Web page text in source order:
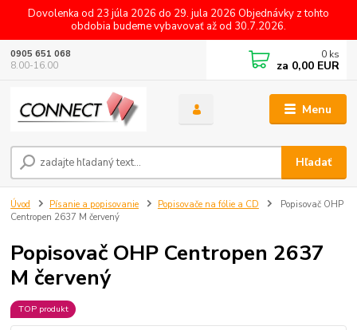
Dovolenka od 23 júla 2026 do 29. jula 2026 Objednávky z tohto
obdobia budeme vybavovať až od 30.7.2026.
Menu
Hľadať
0905 651 068
8.00-16.00
0 ks
za 0,00 EUR
Úvod Písanie a popisovanie Popisovače na fólie a CD
Popisovač OHP
Centropen 2637 M červený
Popisovač OHP Centropen 2637
M červený
TOP produkt